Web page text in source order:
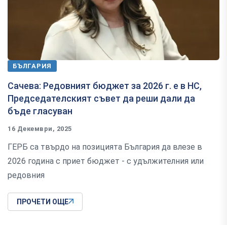
БЪЛГАРИЯ
Сачева: Редовният бюджет за 2026 г. е в НС,
Председателският съвет да реши дали да
бъде гласуван
16 Декември, 2025
ГЕРБ са твърдо на позицията България да влезе в
2026 година с приет бюджет - с удължителния или
редовния
ПРОЧЕТИ ОЩЕ